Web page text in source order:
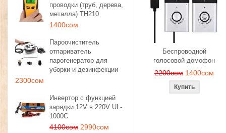
проводки (труб, дерева,
металла) TH210
1400сом
Пароочиститель
отпариватель
парогенератор для
уборки и дезинфекции
2300сом
Инвертор с функцией
зарядки 12V в 220V UL-
1000C
4100сом 2990сом
Беспроводной
голосовой домофон
2200сом 1400сом